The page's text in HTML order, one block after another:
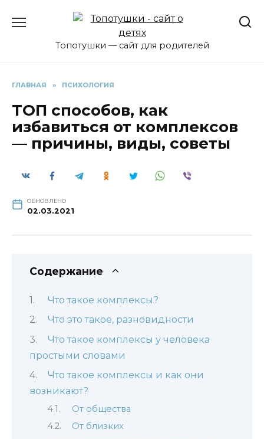
Топотушки — сайт для родителей
ГЛАВНАЯ » ПСИХОЛОГИЯ
ТОП способов, как
избавиться от комплексов
— причины, виды, советы
ОБНОВЛЕНО
02.03.2021
Содержание
Что такое комплексы?
Что это такое, разновидности
Что такое комплексы у человека
простыми словами
Что такое комплексы и как они
возникают?
От общества
От близких